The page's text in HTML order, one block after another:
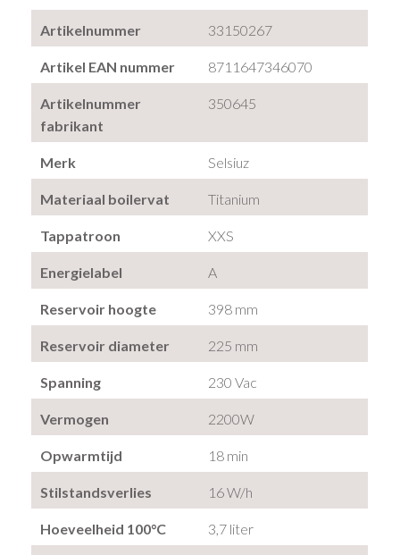
Artikelnummer 33150267
Artikel EAN nummer 8711647346070
Artikelnummer
fabrikant
350645
Merk Selsiuz
Materiaal boilervat Titanium
Tappatroon XXS
Energielabel A
Reservoir hoogte 398 mm
Reservoir diameter 225 mm
Spanning 230 Vac
Vermogen 2200W
Opwarmtijd 18 min
Stilstandsverlies 16 W/h
Hoeveelheid 100°C 3,7 liter